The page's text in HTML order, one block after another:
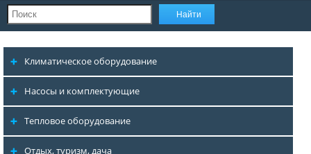
Климатическое оборудование
Насосы и комплектующие
Тепловое оборудование
Отдых, туризм, дача